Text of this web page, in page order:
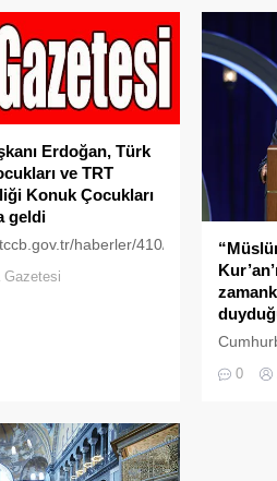
bağlara
değer
Irak ile
ve iyi
ortak
önce
Erdoğan, Türk
ve TRT
Konuk Çocukları
geldi
haberler/410/152105/
konuk-cocuklari-
Gazetesi
Kerim’i
Büyük
0